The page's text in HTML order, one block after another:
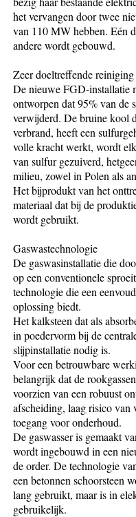
het vervangen door twee
van 110 MW hebben. Eén
andere wordt gebouwd.
Zeer doeltreffende reiniging
De nieuwe FGD-installatie
ontworpen dat 95% van de
verwijderd. De bruine kool
verbrand, heeft een
volle kracht werkt, wordt
van sulfur gezuiverd,
milieu, zowel in Polen als
Het bijprodukt van het
materiaal dat bij de
wordt gebruikt.
Gaswastechnologie
De gaswasinstallatie die
op een conventionele
technologie die een
oplossing biedt.
Het kalksteen dat als
in poedervorm bij de
slijpinstallatie nodig is.
Voor een betrouwbare
belangrijk dat de
voorzien van een robuust
afscheiding, laag risico van
toegang voor onderhoud.
De gaswasser is gemaakt
wordt ingebouwd in een
de order. De technologie
een betonnen schoorsteen
lang gebruikt, maar is in
gebruikelijk.